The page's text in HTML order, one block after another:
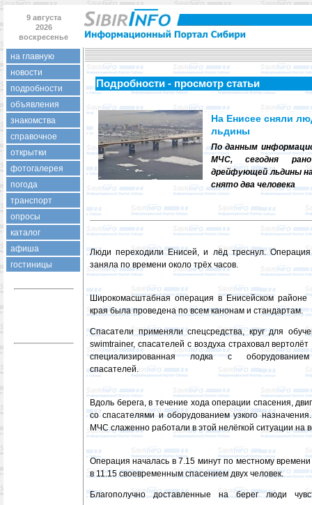
9 августа
2026
воскресенье
на главную
новости
подробности
объявления
знакомства
справочное
открытки
фотогалерея
погода
транспорт
опросы
каталог
афиша
гостиницы
Подробности - просмотр статьи
На Енисее сняли
льдины
По данным
МЧС, сегодня
дрейфующей льдины
снято два человека
Люди переходили Енисей, и лёд треснул.
заняла по времени около трёх часов.
Широкомасштабная операция в Енисейском районе
края была проведена по всем канонам и стандартам.
Спасатели применяли спецсредства, круг для
swimtrainer, спасателей с воздуха страховал
специализированная лодка с
спасателей.
Вдоль берега, в течение хода операции спасения,
со спасателями и оборудованием узкого
МЧС слаженно работали в этой нелёгкой ситуации на
Операция началась в 7.15 минут по местному времени
в 11.15 своевременным спасением двух человек.
Благополучно доставленные на берег люди